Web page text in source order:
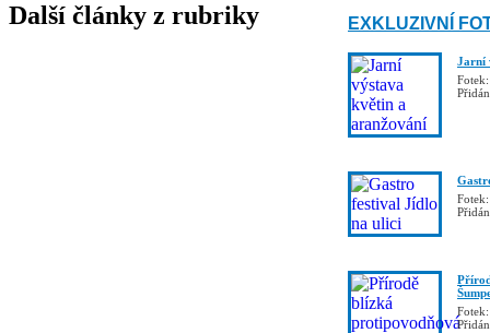
Další články z rubriky EXKLUZIVNÍ
Jarní